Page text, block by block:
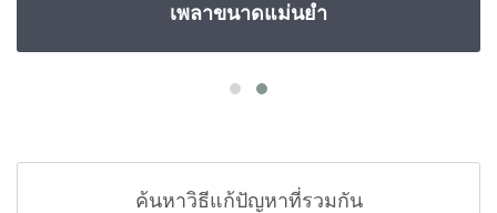
เพลาขนาดแม่นยำ
ค้นหาวิธีแก้ปัญหาที่รวมกัน